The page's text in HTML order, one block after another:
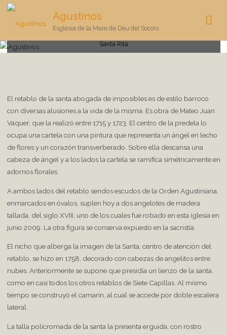
Agustinos
Església de la Mare de Déu del Socors
La iglesia
Santa Rita
El retablo de la santa abogada de imposibles es de estilo barroco
con diversas alusiones a la vida de la misma. Es obra de Mateo Juan
Vaquer, que la realizó entre 1715 y 1723. El centro de la predela lo
ocupa una cartela con una pintura que representa un ángel en lecho
de flores y un corazón transverberado. Sobre ella descansa una
cabeza de ángel y a los lados la cartela se ramifica simétricamente en
adornos florales.
A ambos lados del retablo sendos escudos de la Orden Agustiniana,
enmarcados en óvalos, suplen hoy a dos angelotes de madera
tallada, del siglo XVIII, uno de los cuales fue robado en esta iglesia en
junio 2009. La otra figura se conserva expuesto en la sacristía.
El nicho que alberga la imagen de la Santa, centro de atención del
retablo, se hizo en 1758, decorado con cabezas de angelitos entre
nubes. Anteriormente se supone que presidía un lienzo de la santa,
como en casi todos los otros retablos de Siete Capillas. Al mismo
tiempo se construyó el camarín, al cual se accede por doble escalera
lateral.
La talla policromada de la santa la presenta erguida, con rostro